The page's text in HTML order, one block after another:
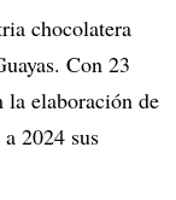
chocolatera
Con 23
la elaboración de
2024 sus